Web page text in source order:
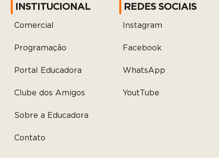
INSTITUCIONAL
Comercial
Programação
Portal Educadora
Clube dos Amigos
Sobre a Educadora
Contato
REDES SOCIAIS
Instagram
Facebook
WhatsApp
YoutTube